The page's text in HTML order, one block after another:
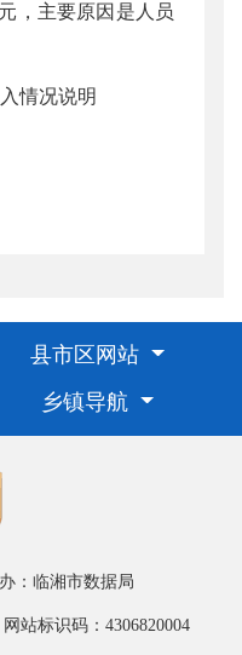
，主要原因是人员
情况说明
县市区网站
乡镇导航
：临湘市数据局
网站标识码：4306820004